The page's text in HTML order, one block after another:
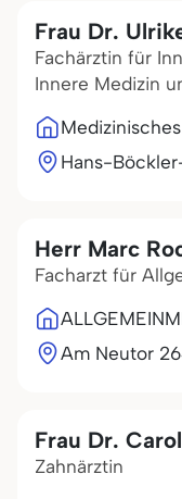
Frau Dr.
Fachärztin für
Innere Medizin
Hans-
Herr Marc
Facharzt für
Am Neutor 26
Frau Dr.
Zahnärztin